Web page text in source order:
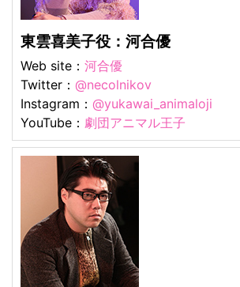
東雲喜美子役：河合優
Web site： 河合優
Twitter： @necolnikov
Instagram： @yukawai_animaloji
YouTube： 劇団アニマル王子